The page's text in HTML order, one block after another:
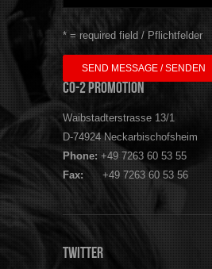
* = required field / Pflichtfelder
CO-2 Promotion
Waibstadterstrasse 13/1
D-74924 Neckarbischofsheim
Phone: +49 7263 60 53 55
Fax: +49 7263 60 53 56
Twitter